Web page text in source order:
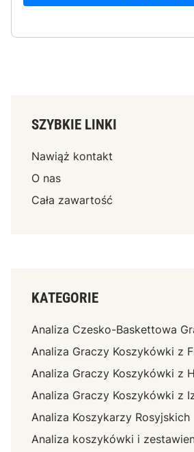
SZYBKIE LINKI
Nawiąż kontakt
O nas
Cała zawartość
KATEGORIE
Analiza Czesko-Baskettowa
Analiza Graczy Koszykówki z
Analiza Graczy Koszykówki z
Analiza Graczy Koszykówki z
Analiza Koszykarzy Rosyjskich
Analiza koszykówki i